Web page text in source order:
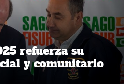
refuerza su
y comunitario